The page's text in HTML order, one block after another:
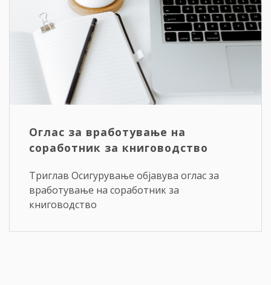
Оглас за вработување на
соработник за книговодство
Триглав Осигурување објавува оглас за
вработување на соработник за
книговодство